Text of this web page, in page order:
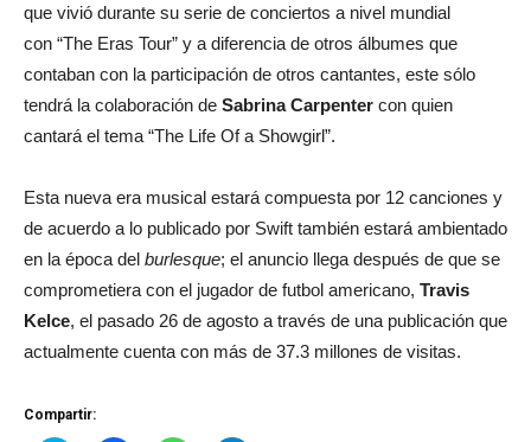
que vivió durante su serie de conciertos a nivel mundial
con “The Eras Tour” y a diferencia de otros álbumes que
contaban con la participación de otros cantantes, este sólo
tendrá la colaboración de Sabrina Carpenter con quien
cantará el tema “The Life Of a Showgirl”.
Esta nueva era musical estará compuesta por 12 canciones y
de acuerdo a lo publicado por Swift también estará ambientado
en la época del burlesque; el anuncio llega después de que se
comprometiera con el jugador de futbol americano, Travis
Kelce, el pasado 26 de agosto a través de una publicación que
actualmente cuenta con más de 37.3 millones de visitas.
Compartir: